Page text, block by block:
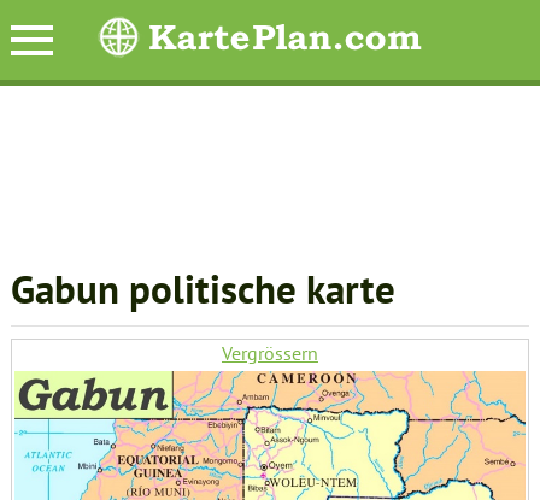
Gabun politische karte
Vergrössern